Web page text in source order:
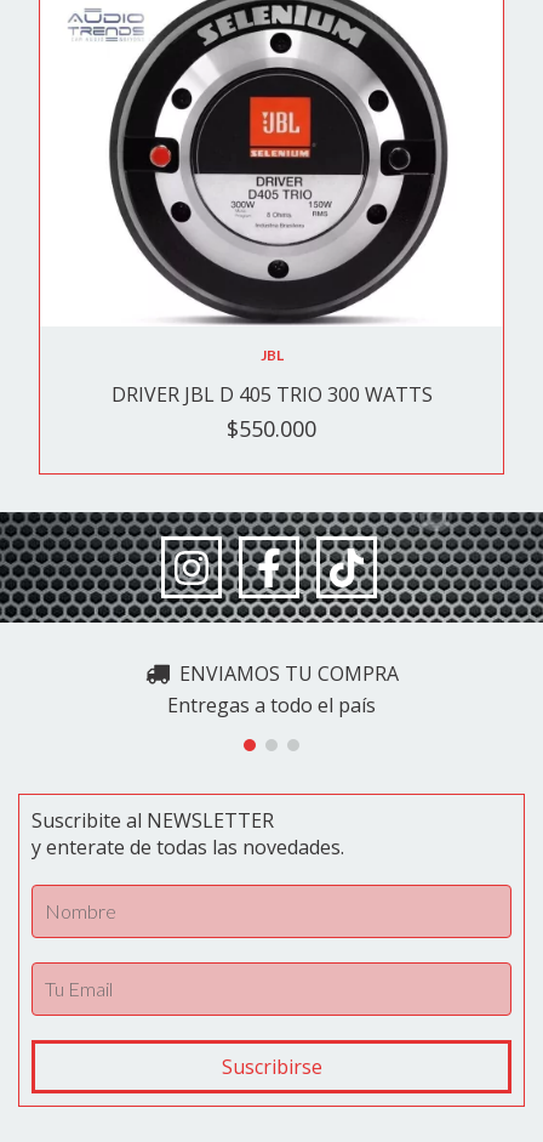
JBL
DRIVER JBL D 405 TRIO 300 WATTS
$550.000
ENVIAMOS TU COMPRA
Entregas a todo el país
Suscribite al NEWSLETTER
y enterate de todas las novedades.